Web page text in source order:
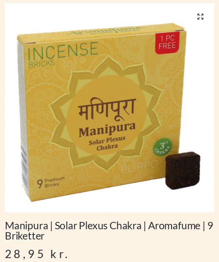
Manipura | Solar Plexus Chakra | Aromafume | 9
Briketter
28,95 kr.